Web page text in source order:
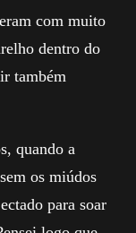
com muito
dentro do
também
quando a
os miúdos
para soar